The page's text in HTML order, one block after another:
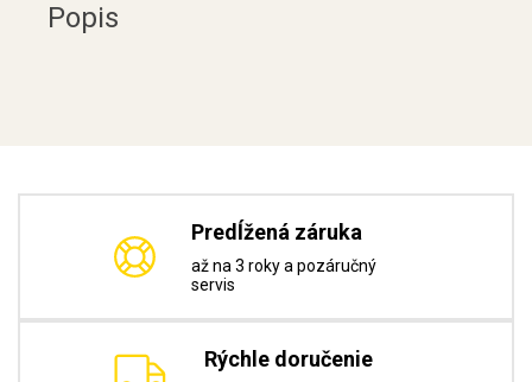
Popis
Predĺžená záruka
až na 3 roky a pozáručný
servis
Rýchle doručenie